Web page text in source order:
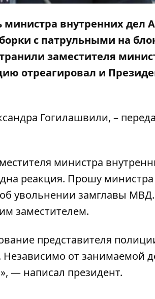
внутренних дел
с патрульными на
заместителя
отреагировал и
Гогилашвили, –
министра
реакция. Прошу
увольнении замглавы
заместителем.
представителя
Независимо от занимаемой
— написал президент.